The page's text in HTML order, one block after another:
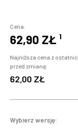
Cena:
62,90 ZŁ ¹
Najniższa cena z
przed zmianą:
62,00 ZŁ
Wybierz wersję: